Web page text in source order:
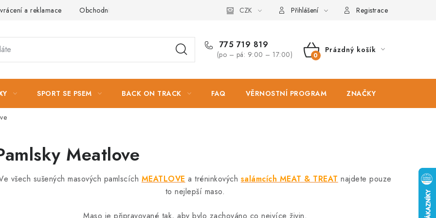
a reklamace Obchodní podmínky Podmínky ochrany osobních údajů Zásady použivání souboru cookies
CZK Přihlášení Registrace
775 719 819
(po – pá: 9:00 – 17:00)
NÁKUPNÍ
Prázdný košík
SPORT SE PSEM BACK ON TRACK FAQ VĚRNOSTNÍ PROGRAM ZNAČKY
Meatlove
všech sušených masových pamlscích MEATLOVE a tréninkových salámcích MEAT & TREAT najdete pouze
to nejlepší maso.